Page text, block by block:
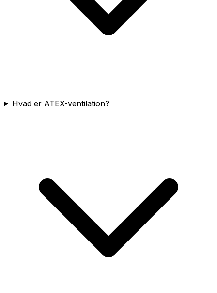
Hvad er ATEX-ventilation?